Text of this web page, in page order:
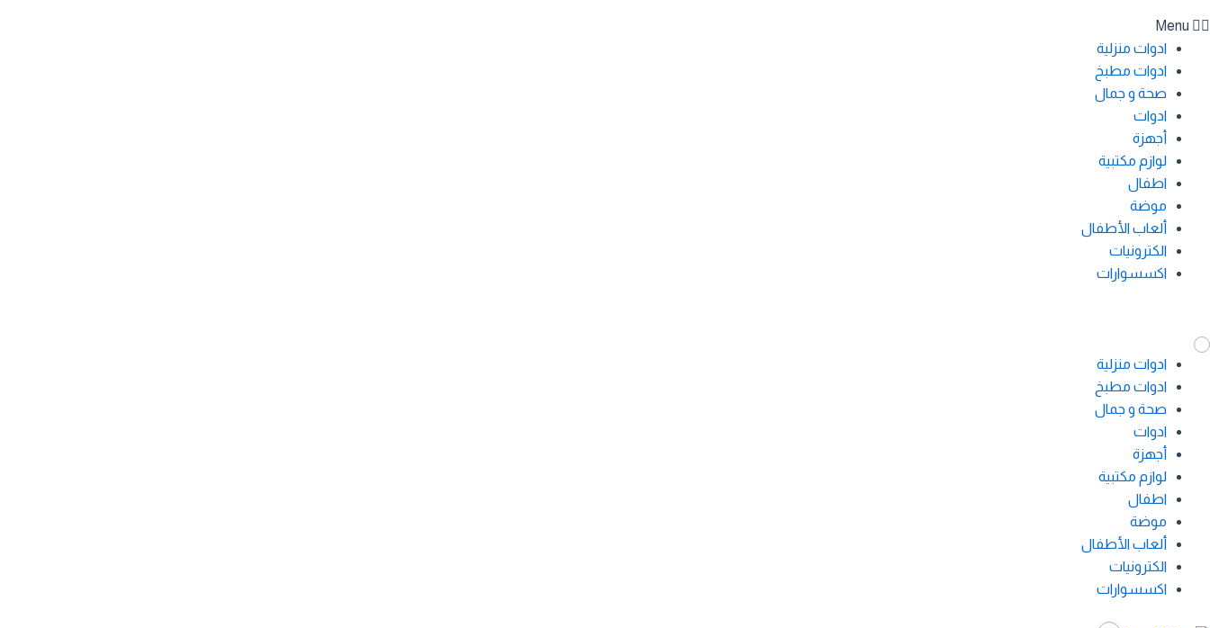
Menu
ادوات منزلية
ادوات مطبخ
صحة و جمال
ادوات
أجهزة
لوازم مكتبية
اطفال
موضة
ألعاب الأطفال
الكترونيات
اكسسوارات
ادوات منزلية
ادوات مطبخ
صحة و جمال
ادوات
أجهزة
لوازم مكتبية
اطفال
موضة
ألعاب الأطفال
الكترونيات
اكسسوارات